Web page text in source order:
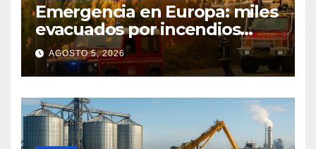
Emergencia en Europa: miles
evacuados por incendios
mientras Francia pide apoyo
internacional
AGOSTO 5, 2026